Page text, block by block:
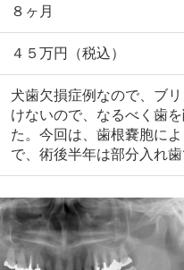
８ヶ月
４５万円（税込）
犬歯欠損症例なので、ブ
けないので、なるべく歯
た。今回は、歯根嚢胞に
で、術後半年は部分入れ